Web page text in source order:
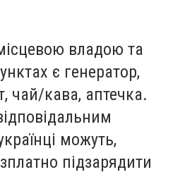
владою та
є генератор,
чай/кава, аптечка.
можуть,
підзарядити